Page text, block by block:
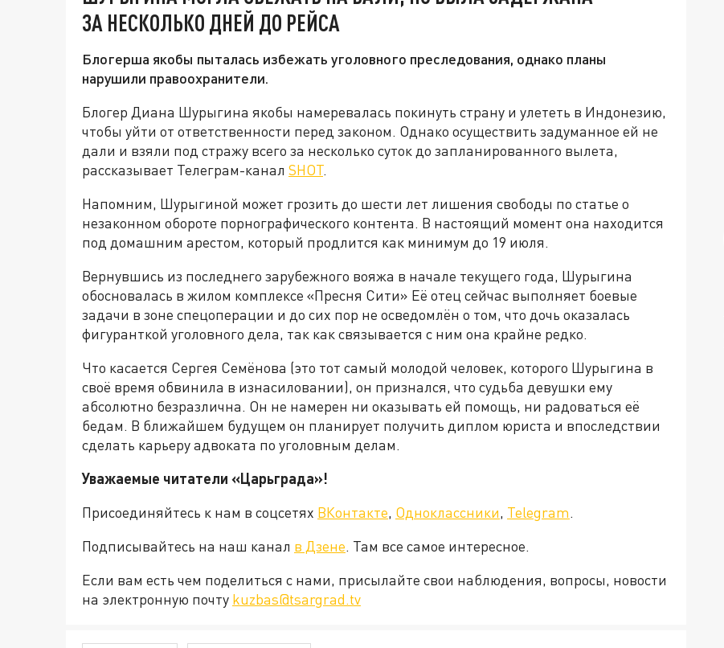
ЗА НЕСКОЛЬКО ДНЕЙ ДО РЕЙСА
Блогерша якобы пыталась избежать уголовного преследования, однако планы
нарушили правоохранители.
Блогер Диана Шурыгина якобы намеревалась покинуть страну и улететь в Индонезию,
чтобы уйти от ответственности перед законом. Однако осуществить задуманное ей не
дали и взяли под стражу всего за несколько суток до запланированного вылета,
рассказывает Телеграм-канал SHOT.
Напомним, Шурыгиной может грозить до шести лет лишения свободы по статье о
незаконном обороте порнографического контента. В настоящий момент она находится
под домашним арестом, который продлится как минимум до 19 июля.
Вернувшись из последнего зарубежного вояжа в начале текущего года, Шурыгина
обосновалась в жилом комплексе «Пресня Сити» Её отец сейчас выполняет боевые
задачи в зоне спецоперации и до сих пор не осведомлён о том, что дочь оказалась
фигуранткой уголовного дела, так как связывается с ним она крайне редко.
Что касается Сергея Семёнова (это тот самый молодой человек, которого Шурыгина в
своё время обвинила в изнасиловании), он признался, что судьба девушки ему
абсолютно безразлична. Он не намерен ни оказывать ей помощь, ни радоваться её
бедам. В ближайшем будущем он планирует получить диплом юриста и впоследствии
сделать карьеру адвоката по уголовным делам.
Уважаемые читатели «Царьграда»!
Присоединяйтесь к нам в соцсетях ВКонтакте, Одноклассники, Telegram.
Подписывайтесь на наш канал в Дзене. Там все самое интересное.
Если вам есть чем поделиться с нами, присылайте свои наблюдения, вопросы, новости
на электронную почту kuzbas@tsargrad.tv